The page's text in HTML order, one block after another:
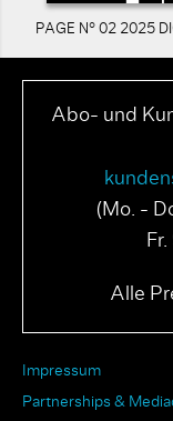
PAGE N° 02 2025
Abo- und
(Mo. -
Alle
Impressum
Partnerships &